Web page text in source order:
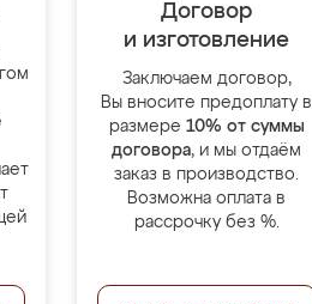
Договор
и изготовление
Заключаем договор,
Вы вносите предоплату в
размере 10% от суммы
договора, и мы отдаём
заказ в производство.
Возможна оплата в
рассрочку без %.